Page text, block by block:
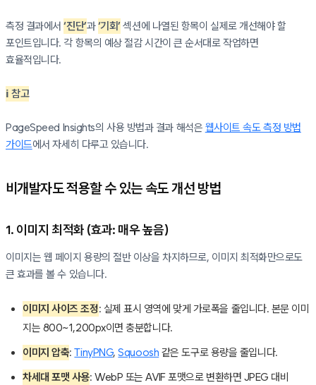
측정 결과에서‘진단’과‘기회’섹션에 나열된 항목이 실제로 개선해야 할
포인트입니다. 각 항목의 예상 절감 시간이 큰 순서대로 작업하면
효율적입니다.
ℹ️ 참고
PageSpeed Insights의 사용 방법과 결과 해석은 웹사이트 속도 측정 방법
가이드에서 자세히 다루고 있습니다.
비개발자도 적용할 수 있는 속도 개선 방법
1. 이미지 최적화 (효과: 매우 높음)
이미지는 웹 페이지 용량의 절반 이상을 차지하므로, 이미지 최적화만으로도
큰 효과를 볼 수 있습니다.
이미지 사이즈 조정: 실제 표시 영역에 맞게 가로폭을 줄입니다. 본문 이미
지는 800~1,200px이면 충분합니다.
이미지 압축:TinyPNG,Squoosh 같은 도구로 용량을 줄입니다.
차세대 포맷 사용: WebP 또는 AVIF 포맷으로 변환하면 JPEG 대비